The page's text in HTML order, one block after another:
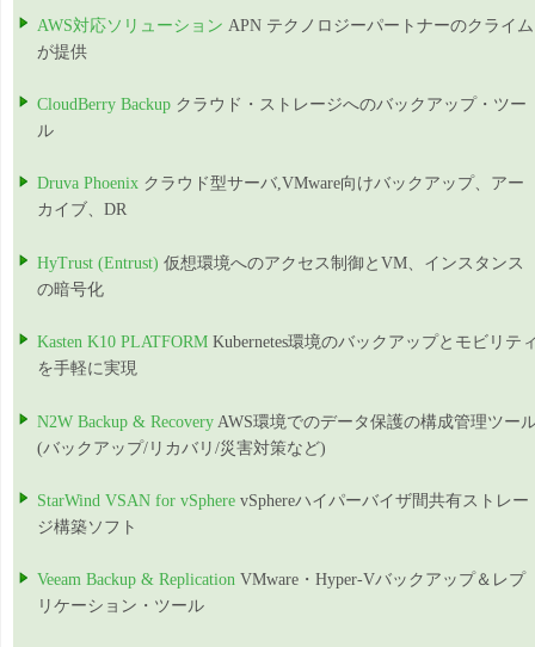
AWS対応ソリューション APN テクノロジーパートナーのクライム
が提供
CloudBerry Backup クラウド・ストレージへのバックアップ・ツー
ル
Druva Phoenix クラウド型サーバ,VMware向けバックアップ、アー
カイブ、DR
HyTrust (Entrust) 仮想環境へのアクセス制御とVM、インスタンス
の暗号化
Kasten K10 PLATFORM Kubernetes環境のバックアップとモビリテ
を手軽に実現
N2W Backup & Recovery AWS環境でのデータ保護の構成管理ツー
(バックアップ/リカバリ/災害対策など)
StarWind VSAN for vSphere vSphereハイパーバイザ間共有ストレー
ジ構築ソフト
Veeam Backup & Replication VMware・Hyper-Vバックアップ＆レプ
リケーション・ツール